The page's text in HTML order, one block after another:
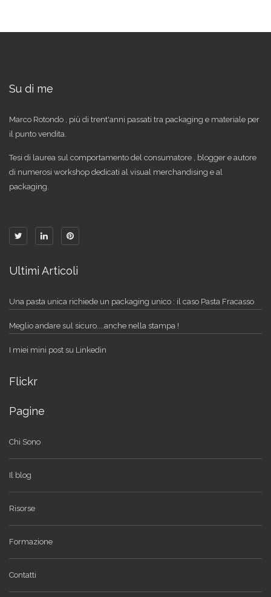
Su di me
Marco Rotondo , più di trent'anni passati tra packaging e materiale per
il punto vendita.
Tesi di laurea sul comportamento del consumatore , blogger e autore
di numerosi workshop dedicati al visual merchandising e al
packaging.
Ultimi Articoli
Una pasta unica richiede un packaging unico : il caso Pasta Fracasso
Meglio andare sul sicuro....anche nella stampa !
I miei mini post su Linkedin
Flickr
Pagine
Chi Sono
Il blog
Risorse
Formazione
Contatti